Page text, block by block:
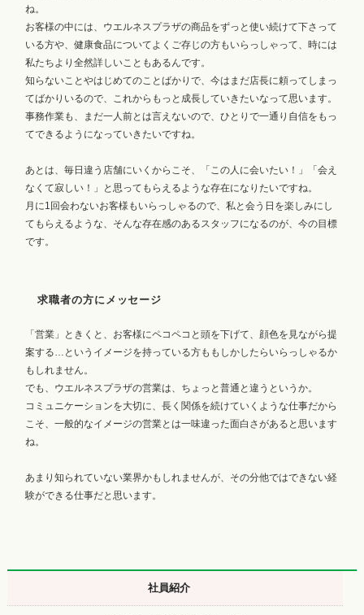
ね。
お客様の中には、ウエルネスプラザの商品をずっと使い続けて下さって
いる方や、健康食品についてよくご存じの方もいらっしゃって、時には
私たちより全然詳しいこともあるんです。
知らないことやはじめてのことばかりで、今はまだ店長に頼ってしまっ
てばかりいるので、これからもっと成長していきたいなって思います。
事務作業も、まだ一人前とは言えないので、ひとりで一通り自信をもっ
てできるようになっていきたいですね。
あとは、毎日違う店舗にいくからこそ、「この人に会いたい！」「会え
なくて寂しい！」と思ってもらえるような存在になりたいですね。
月に1回会わないお客様もいらっしゃるので、私と会う日を楽しみにし
てもらえるような、そんな存在感のあるスタッフになるのが、今の目標
です。
求職者の方にメッセージ
「営業」ときくと、お客様にペコペコと頭を下げて、顔色を見ながら提
案する…というイメージを持っている方ももしかしたらいらっしゃるか
もしれません。
でも、ウエルネスプラザの営業は、ちょっと普通と違うというか。
コミュニケーションを大切に、長く関係を続けていくような仕事だから
こそ、一般的なイメージの営業とは一味違った面白さがあると思います
ね。
あまり知られていない業界かもしれませんが、その分他ではできない経
験ができる仕事だと思います。
社員紹介